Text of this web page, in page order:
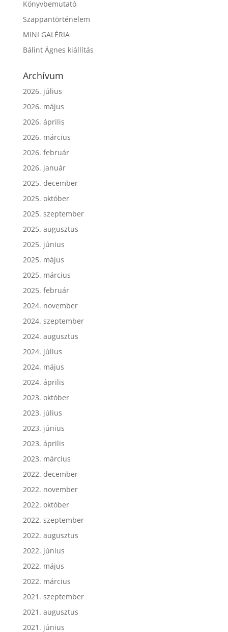
Könyvbemutató
Szappantörténelem
MINI GALÉRIA
Bálint Ágnes kiállítás
Archívum
2026. július
2026. május
2026. április
2026. március
2026. február
2026. január
2025. december
2025. október
2025. szeptember
2025. augusztus
2025. június
2025. május
2025. március
2025. február
2024. november
2024. szeptember
2024. augusztus
2024. július
2024. május
2024. április
2023. október
2023. július
2023. június
2023. április
2023. március
2022. december
2022. november
2022. október
2022. szeptember
2022. augusztus
2022. június
2022. május
2022. március
2021. szeptember
2021. augusztus
2021. június